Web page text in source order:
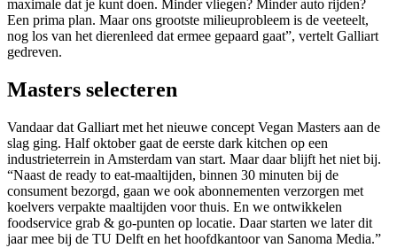
maximale dat je kunt doen. Minder vliegen? Minder auto rijden?
Een prima plan. Maar ons grootste milieuprobleem is de veeteelt,
nog los van het dierenleed dat ermee gepaard gaat”, vertelt Galliart
gedreven.
Masters selecteren
Vandaar dat Galliart met het nieuwe concept Vegan Masters aan de
slag ging. Half oktober gaat de eerste dark kitchen op een
industrieterrein in Amsterdam van start. Maar daar blijft het niet bij.
“Naast de ready to eat-maaltijden, binnen 30 minuten bij de
consument bezorgd, gaan we ook abonnementen verzorgen met
koelvers verpakte maaltijden voor thuis. En we ontwikkelen
foodservice grab & go-punten op locatie. Daar starten we later dit
jaar mee bij de TU Delft en het hoofdkantoor van Sanoma Media.”